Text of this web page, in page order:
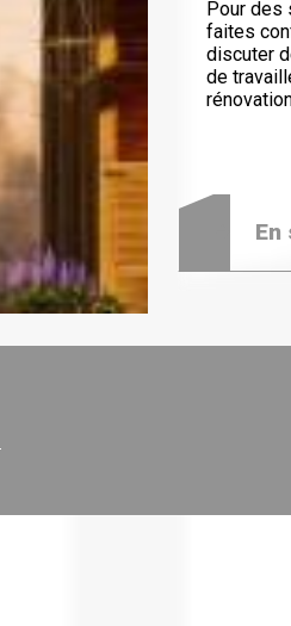
Pour des
faites
discuter
de
En